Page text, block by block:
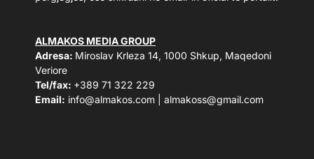
ALMAKOS MEDIA GROUP
Adresa: Miroslav Krleza 14, 1000 Shkup, Maqedoni
Veriore
Tel/fax: +389 71 322 229
Email: info@almakos.com almakoss@gmail.com